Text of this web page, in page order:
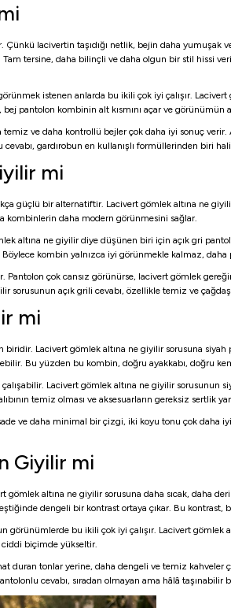
lacivertin taşıdığı netlik, bejin daha
tersine, daha bilinçli ve daha olgun bir stil hissi
istenen anlarda bu ikili çok iyi çalışır.
pantolon kombinin alt kısmını açar ve görünümün
ve daha kontrollü bejler çok daha iyi sonuç
gardırobun en kullanışlı formüllerinden biri
mi
güçlü bir alternatiftir. Lacivert gömlek altına ne
daha modern görünmesini sağlar.
altına ne giyilir diye düşünen biri için açık gri
kombin yalnızca iyi görünmekle kalmaz, daha
çok cansız görünürse, lacivert gömlek
açık grili cevabı, özellikle temiz ve
mi
biridir. Lacivert gömlek altına ne giyilir sorusuna
Bu yüzden bu kombin, doğru ayakkabı, doğru
Lacivert gömlek altına ne giyilir sorusunun
temiz olması ve aksesuarların gereksiz sertlik
ve daha minimal bir çizgi, iki koyu tonu çok daha
Giyilir mi
altına ne giyilir sorusuna daha sıcak, daha
dengeli bir kontrast ortaya çıkar. Bu
bu ikili çok iyi çalışır. Lacivert
biçimde yükseltir.
duran tonlar yerine, daha dengeli ve temiz kahveler
cevabı, sıradan olmayan ama hâlâ taşınabilir